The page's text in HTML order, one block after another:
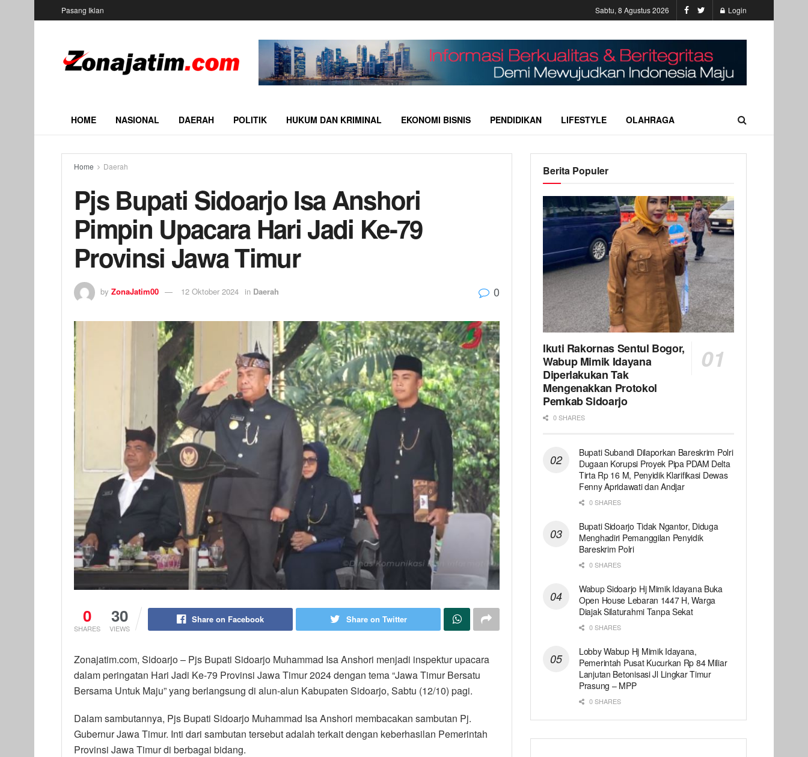
Pasang Iklan Sabtu, 8 Agustus 2026 Login
HOME NASIONAL DAERAH POLITIK HUKUM DAN KRIMINAL EKONOMI BISNIS PENDIDIKAN LIFESTYLE OLAHRAGA
Home Daerah
Pjs Bupati Sidoarjo Isa Anshori
Pimpin Upacara Hari Jadi Ke-79
Provinsi Jawa Timur
by ZonaJatim00 12 Oktober 2024 in Daerah 0
0
SHARES
30
VIEWS
Share on Facebook Share on Twitter
Zonajatim.com, Sidoarjo – Pjs Bupati Sidoarjo Muhammad Isa Anshori menjadi inspektur upacara
dalam peringatan Hari Jadi Ke-79 Provinsi Jawa Timur 2024 dengan tema “Jawa Timur Bersatu
Bersama Untuk Maju” yang berlangsung di alun-alun Kabupaten Sidoarjo, Sabtu (12/10) pagi.
Dalam sambutannya, Pjs Bupati Sidoarjo Muhammad Isa Anshori membacakan sambutan Pj.
Gubernur Jawa Timur. Inti dari sambutan tersebut adalah terkait dengan keberhasilan Pemerintah
Provinsi Jawa Timur di berbagai bidang.
Berita Populer
Ikuti Rakornas Sentul Bogor,
Wabup Mimik Idayana
Diperlakukan Tak
Mengenakkan Protokol
Pemkab Sidoarjo
0 SHARES
Bupati Subandi Dilaporkan Bareskrim Polri
Dugaan Korupsi Proyek Pipa PDAM Delta
Tirta Rp 16 M, Penyidik Klarifikasi Dewas
Fenny Apridawati dan Andjar
0 SHARES
Bupati Sidoarjo Tidak Ngantor, Diduga
Menghadiri Pemanggilan Penyidik
Bareskrim Polri
0 SHARES
Wabup Sidoarjo Hj Mimik Idayana Buka
Open House Lebaran 1447 H, Warga
Diajak Silaturahmi Tanpa Sekat
0 SHARES
Lobby Wabup Hj Mimik Idayana,
Pemerintah Pusat Kucurkan Rp 84 Miliar
Lanjutan Betonisasi Jl Lingkar Timur
Prasung – MPP
0 SHARES